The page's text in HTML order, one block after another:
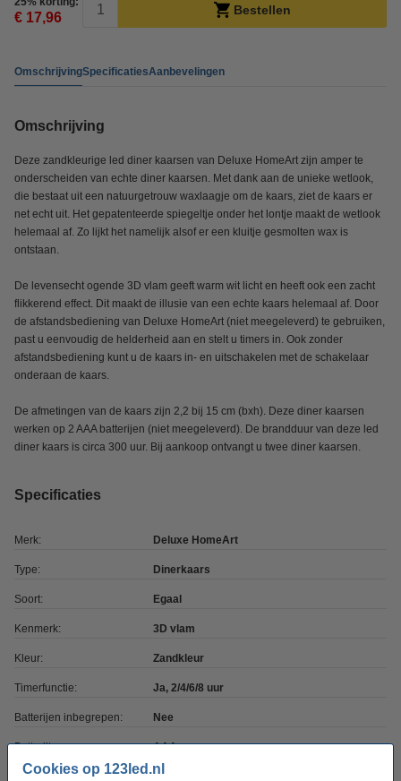
Cookies op 123led.nl
€ 17,96 Bestellen
OmschrijvingSpecificatiesAanbevelingen
Omschrijving
Deze zandkleurige led diner kaarsen van Deluxe HomeArt zijn amper te
onderscheiden van echte diner kaarsen. Met dank aan de unieke wetlook,
die bestaat uit een natuurgetrouw waxlaagje om de kaars, ziet de kaars er
net echt uit. Het gepatenteerde spiegeltje onder het lontje maakt de wetlook
helemaal af. Zo lijkt het namelijk alsof er een kluitje gesmolten wax is
ontstaan.
De levensecht ogende 3D vlam geeft warm wit licht en heeft ook een zacht
flikkerend effect. Dit maakt de illusie van een echte kaars helemaal af. Door
de afstandsbediening van Deluxe HomeArt (niet meegeleverd) te gebruiken,
past u eenvoudig de helderheid aan en stelt u timers in. Ook zonder
afstandsbediening kunt u de kaars in- en uitschakelen met de schakelaar
onderaan de kaars.
De afmetingen van de kaars zijn 2,2 bij 15 cm (bxh). Deze diner kaarsen
werken op 2 AAA batterijen (niet meegeleverd). De brandduur van deze led
diner kaars is circa 300 uur. Bij aankoop ontvangt u twee diner kaarsen.
Specificaties
Merk: Deluxe HomeArt
Type: Dinerkaars
Soort: Egaal
Kenmerk: 3D vlam
Kleur: Zandkleur
Timerfunctie: Ja, 2/4/6/8 uur
Batterijen inbegrepen: Nee
Batterijtype: AAA
Aantal batterijen: 2